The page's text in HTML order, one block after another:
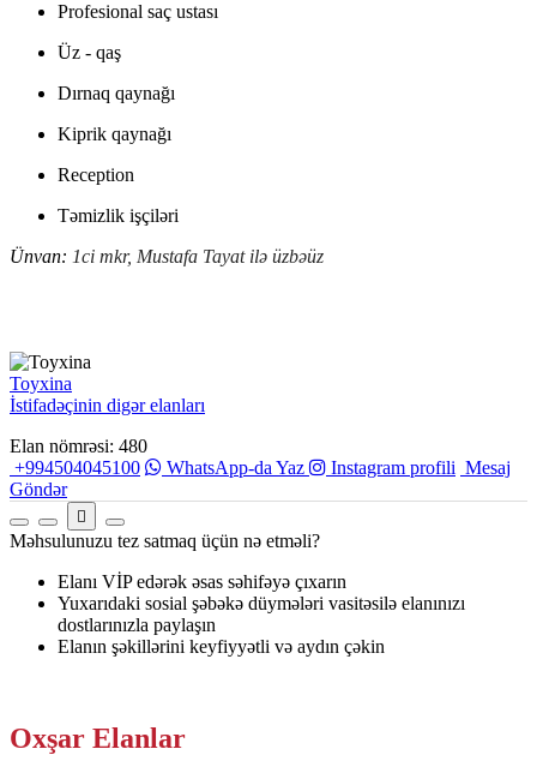
Profesional saç ustası
Üz - qaş
Dırnaq qaynağı
Kiprik qaynağı
Reception
Təmizlik işçiləri
Ünvan: 1ci mkr, Mustafa Tayat ilə üzbəüz
Toyxina
İstifadəçinin digər elanları
Elan nömrəsi: 480
+994504045100
WhatsApp-da Yaz Instagram profili Mesaj
Göndər
Məhsulunuzu tez satmaq üçün nə etməli?
Elanı VİP edərək əsas səhifəyə çıxarın
Yuxarıdaki sosial şəbəkə düymələri vasitəsilə elanınızı
dostlarınızla paylaşın
Elanın şəkillərini keyfiyyətli və aydın çəkin
Oxşar Elanlar